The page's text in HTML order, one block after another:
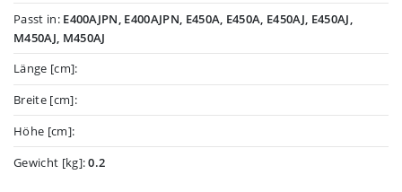
Passt in: E400AJPN, E400AJPN, E450A, E450A, E450AJ, E450AJ,
M450AJ, M450AJ
Länge [cm]:
Breite [cm]:
Höhe [cm]:
Gewicht [kg]:0.2